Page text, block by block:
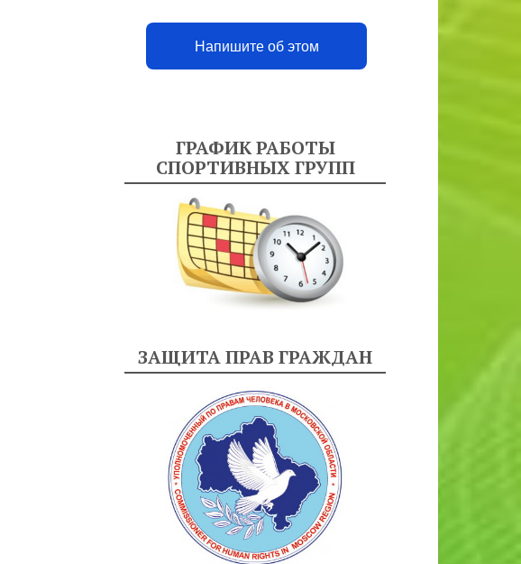
Напишите об этом
ГРАФИК РАБОТЫ
СПОРТИВНЫХ ГРУПП
ЗАЩИТА ПРАВ ГРАЖДАН